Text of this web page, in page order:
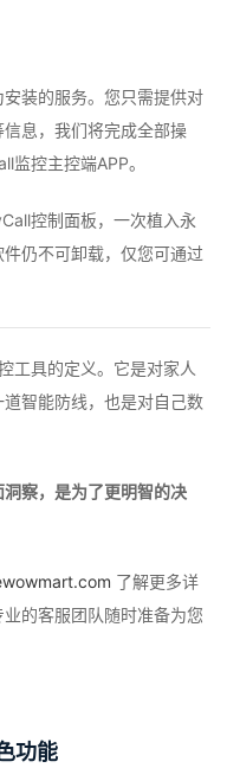
装的服务。您只需提供对
息，我们将完成全部操
控主控端APP。
控制面板，一次植入永
仍不可卸载，仅您可通过
工具的定义。它是对家人
智能防线，也是对自己数
察，是为了更明智的决
了解更多详
的客服团队随时准备为您
功能